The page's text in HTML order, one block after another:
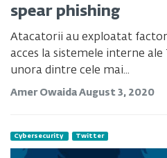
spear phishing
Atacatorii au exploatat
acces la sistemele interne
unora dintre cele mai...
Amer Owaida August 3, 2020
Cybersecurity Twitter